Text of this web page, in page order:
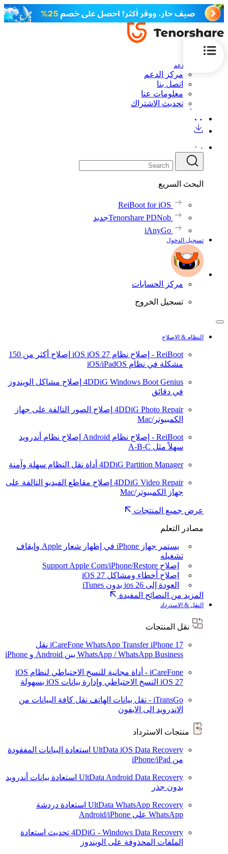
الدعم
مركز الدعم
اتصل بنا
معلومات عنا
تحديث الاشتراك
البحث السريع
ReiBoot for iOS
Tenorshare PDNobجديد
iAnyGo
تسجيل الدخول
مركز الحسابات
تسجيل الخروج
النظام & الإصلاح
ReiBoot - إصلاح نظام iOS iOS 27
إصلاح أكثر من 150
مشكلة في نظام iOS/iPadOS
4DDiG Windows Boot Genius إصلاح مشاكل الويندوز
في دقائق
4DDiG Photo Repair إصلاح الصور التالفة على جهاز
الكمبيوتر/Mac
ReiBoot - إصلاح نظام Android
إصلاح نظام أندرويد
سهلاً مثل A-B-C
4DDiG Partition Manager أداة نقل النظام سهلة وآمنة
4DDiG Video Repair إصلاح مقاطع الفيديو التالفة على
جهاز الكمبيوتر/Mac
عرض جميع المنتجات
مصادر التعلم
يستمر جهاز iPhone في إظهار شعار Apple وإيقاف
تشغيله
إصلاح Support Apple Com/iPhone/Restore
إصلاح أخطاء ومشاكل iOS 27
العودة إلى ios 26 بدون iTunes
المزيد من النصائح المفيدة
النقل & الاسترداد
نقل المنتجات
iCareFone WhatsApp TransferiPhone 17
نقل
WhatsApp / WhatsApp Business بين Android و iPhone
iCareFone - أداة مجانية للنسخ الاحتياطي لنظام iOS
iOS 27 النسخ الاحتياطي وإدارة بيانات iOS بسهولة
iTransGo - نقل بيانات الهاتف
نقل كافة البيانات من
الاندرويد الى الايفون
منتجات الاسترداد
UltData iOS Data Recovery استعادة البيانات المفقودة
من iPhone/iPad
UltData Android Data Recovery استعادة بيانات أندرويد
بدون جذر
UltData WhatsApp Recovery استعادة دردشة
WhatsApp على Android/iPhone
4DDiG - Windows Data Recovery تحديث استعادة
الملفات المحذوفة على الويندوز